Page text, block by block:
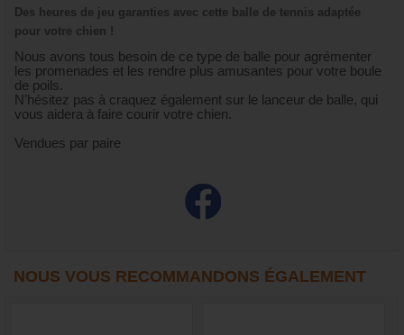
Des heures de jeu garanties avec cette balle de tennis adaptée
pour votre chien !
Nous avons tous besoin de ce type de balle pour agrémenter
les promenades et les rendre plus amusantes pour votre boule
de poils.
N’hésitez pas à craquez également sur le lanceur de balle, qui
vous aidera à faire courir votre chien.
Vendues par paire
NOUS VOUS RECOMMANDONS ÉGALEMENT